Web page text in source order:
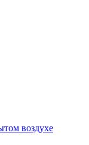
воздухе